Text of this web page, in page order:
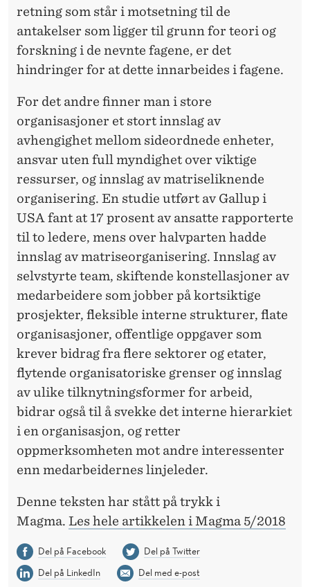
retning som står i motsetning til de
antakelser som ligger til grunn for teori og
forskning i de nevnte fagene, er det
hindringer for at dette innarbeides i fagene.
For det andre finner man i store
organisasjoner et stort innslag av
avhengighet mellom sideordnede enheter,
ansvar uten full myndighet over viktige
ressurser, og innslag av matriseliknende
organisering. En studie utført av Gallup i
USA fant at 17 prosent av ansatte rapporterte
til to ledere, mens over halvparten hadde
innslag av matriseorganisering. Innslag av
selvstyrte team, skiftende konstellasjoner av
medarbeidere som jobber på kortsiktige
prosjekter, fleksible interne strukturer, flate
organisasjoner, offentlige oppgaver som
krever bidrag fra flere sektorer og etater,
flytende organisatoriske grenser og innslag
av ulike tilknytningsformer for arbeid,
bidrar også til å svekke det interne hierarkiet
i en organisasjon, og retter
oppmerksomheten mot andre interessenter
enn medarbeidernes linjeleder.
Denne teksten har stått på trykk i
Magma. Les hele artikkelen i Magma 5/2018
Del på Facebook
Del på Twitter
Del på LinkedIn
Del med e-post